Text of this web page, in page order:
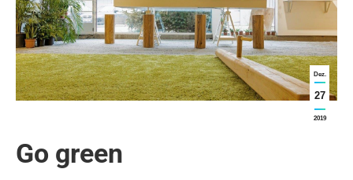
Dez.
27
2019
Go green